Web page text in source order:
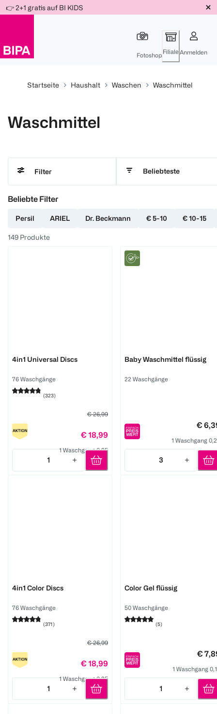
Für
Für
Für
Weiter
zum
👉 2+1 gratis auf BI KIDS
Fotoshop Filiale Anmelden
Startseite Haushalt Waschen Waschmittel
Waschmittel
Filter Beliebteste
Beliebte Filter
Persil ARIEL Dr. Beckmann € 5-10 € 10-15
149 Produkte
4in1 Universal Discs
76 Waschgänge
(323)
€ 26,99
€ 18,99
1 Waschgang 0,25
1
Quantity: 1
Baby Waschmittel flüssig
22 Waschgänge
€
1 Waschgang
3
Quantity: 3
4in1 Color Discs
76 Waschgänge
(371)
€ 26,99
€ 18,99
1 Waschgang 0,25
1
Quantity: 1
Color Gel flüssig
50 Waschgänge
(5)
€
1 Waschgang
1
Quantity: 1